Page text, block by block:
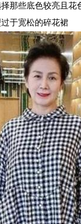
那些底色较亮且
于宽松的碎花裙